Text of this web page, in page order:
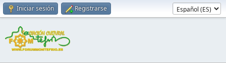
Iniciar sesión Registrarse